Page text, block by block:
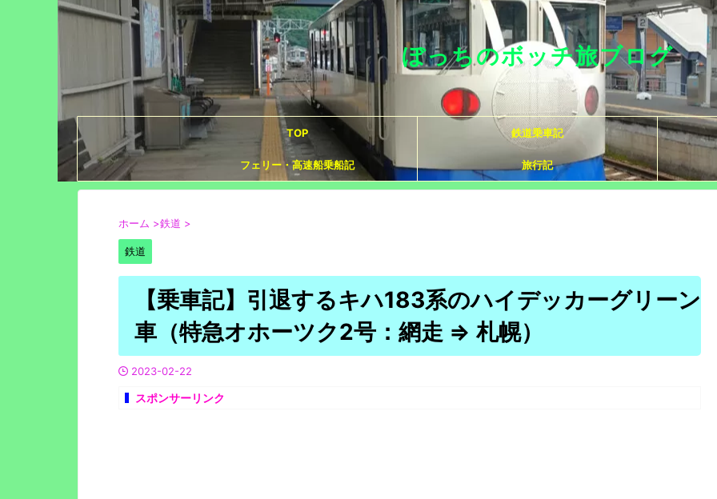
ぼっちのボッチ旅ブログ
TOP 鉄道乗車記
フェリー・高速船乗船記 旅行記
ホーム >鉄道 >
鉄道
【乗車記】引退するキハ183系のハイデッカーグリーン
車（特急オホーツク2号：網走 ⇒ 札幌）
2023-02-22
スポンサーリンク